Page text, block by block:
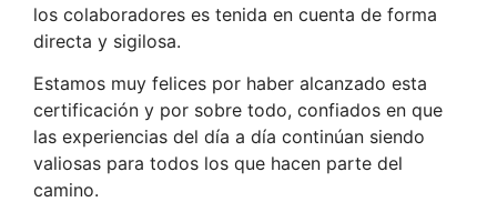
los colaboradores es tenida en cuenta de forma
directa y sigilosa.
Estamos muy felices por haber alcanzado esta
certificación y por sobre todo, confiados en que
las experiencias del día a día continúan siendo
valiosas para todos los que hacen parte del
camino.